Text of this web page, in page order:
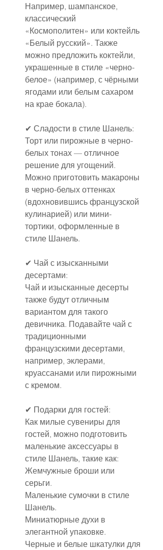
Например, шампанское,
классический
«Космополитен» или коктейль
«Белый русский». Также
можно предложить коктейли,
украшенные в стиле «черно-
белое» (например, с чёрными
ягодами или белым сахаром
на крае бокала).
✔ Сладости в стиле Шанель:
Торт или пирожные в черно-
белых тонах — отличное
решение для угощений.
Можно приготовить макароны
в черно-белых оттенках
(вдохновившись французской
кулинарией) или мини-
тортики, оформленные в
стиле Шанель.
✔ Чай с изысканными
десертами:
Чай и изысканные десерты
также будут отличным
вариантом для такого
девичника. Подавайте чай с
традиционными
французскими десертами,
например, эклерами,
круассанами или пирожными
с кремом.
✔ Подарки для гостей:
Как милые сувениры для
гостей, можно подготовить
маленькие аксессуары в
стиле Шанель, такие как:
Жемчужные броши или
серьги.
Маленькие сумочки в стиле
Шанель.
Миниатюрные духи в
элегантной упаковке.
Черные и белые шкатулки для